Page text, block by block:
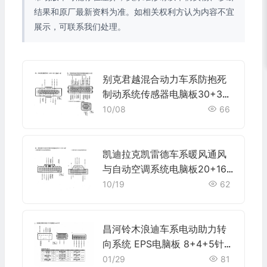
结果和原厂最新资料为准。如相关权利方认为内容不宜
展示，可联系我们处理。
别克君越混合动力车系防抱死
制动系统传感器电脑板30+3针
端子
10/08 66
凯迪拉克凯雷德车系暖风通风
与自动空调系统电脑板20+16+
20+16针端子
10/19 62
昌河铃木浪迪车系电动助力转
向系统 EPS电脑板 8+4+5针
端子
01/29 81